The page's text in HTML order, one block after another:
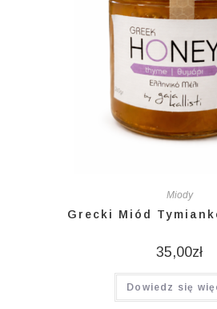
Miody
Grecki Miód
35,00zł
Dowiedz się